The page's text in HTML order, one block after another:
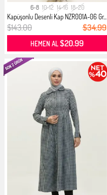
6-8 10-12 14-16 18-20
Kapüşonlu Desenli Kap NZR001A-06 Gr...
$143.00 $34.99
HEMEN AL$20.99